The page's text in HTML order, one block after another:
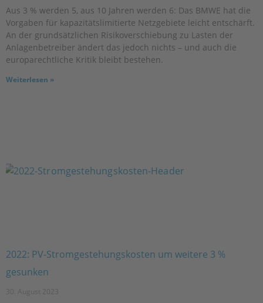
Aus 3 % werden 5, aus 10 Jahren werden 6: Das BMWE hat die
Vorgaben für kapazitätslimitierte Netzgebiete leicht entschärft.
An der grundsätzlichen Risikoverschiebung zu Lasten der
Anlagenbetreiber ändert das jedoch nichts – und auch die
europarechtliche Kritik bleibt bestehen.
Weiterlesen »
2022: PV-Stromgestehungskosten um weitere 3 %
gesunken
30. August 2023